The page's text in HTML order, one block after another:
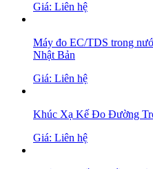
Giá: Liên hệ
Máy đo EC/TDS trong
Nhật Bản
Giá: Liên hệ
Khúc Xạ Kế Đo Đường
Giá: Liên hệ